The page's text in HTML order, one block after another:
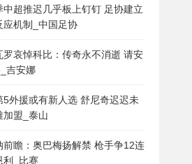
中超推迟几乎板上钉钉 足协建立
应机制_中国足协
罗哀悼科比：传奇永不消逝 请安
吉安娜
5外援或有新人选 舒尼奇迟迟未
加盟_泰山
前瞻：奥巴梅扬解禁 枪手争12连
利_比赛